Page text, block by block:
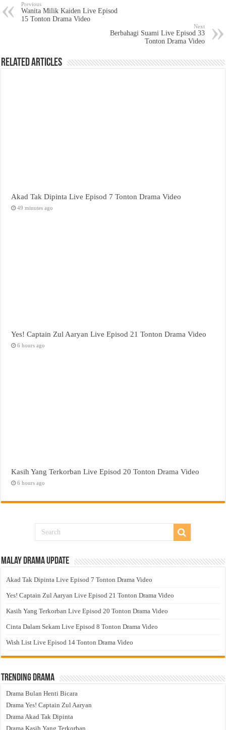
Previous
Wanita Milik Kaiden Live Episod
15 Tonton Drama Video
Next
Berbahagi Suami Live Episod 33
Tonton Drama Video
Related Articles
Akad Tak Dipinta Live Episod 7 Tonton Drama Video
49 minutes ago
Yes! Captain Zul Aaryan Live Episod 21 Tonton Drama Video
6 hours ago
Kasih Yang Terkorban Live Episod 20 Tonton Drama Video
6 hours ago
Malay Drama Update
Akad Tak Dipinta Live Episod 7 Tonton Drama Video
Yes! Captain Zul Aaryan Live Episod 21 Tonton Drama Video
Kasih Yang Terkorban Live Episod 20 Tonton Drama Video
Cinta Dalam Sekam Live Episod 8 Tonton Drama Video
Wish List Live Episod 14 Tonton Drama Video
Trending Drama
Drama Bulan Henti Bicara
Drama Yes! Captain Zul Aaryan
Drama Akad Tak Dipinta
Drama Kasih Yang Terkorban